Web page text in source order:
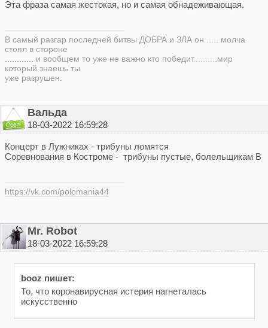
Эта фраза самая жестокая, но и самая обнадеживающая.
В самый разгар последней битвы ДОБРА и ЗЛА он ..... молча
стоял в стороне
............ и вообщем то уже не важно кто победит..........мир
который знаешь ты
уже разрушен.
Вальда
18-03-2022 16:59:28
Концерт в Лужниках - трибуны ломятся
Соревнования в Костроме - трибуны пустые, болельщикам В
https://vk.com/polomania44
Mr. Robot
18-03-2022 16:59:28
booz пишет:
То, что коронавирусная истерия нагнеталась
искусственно